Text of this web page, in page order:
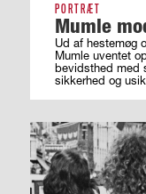
PORTRÆT
Mumle
Ud af hestemøg
Mumle uventet
bevidsthed med
sikkerhed og